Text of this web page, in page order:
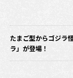
たまご型からゴジラ
ラ」が登場！